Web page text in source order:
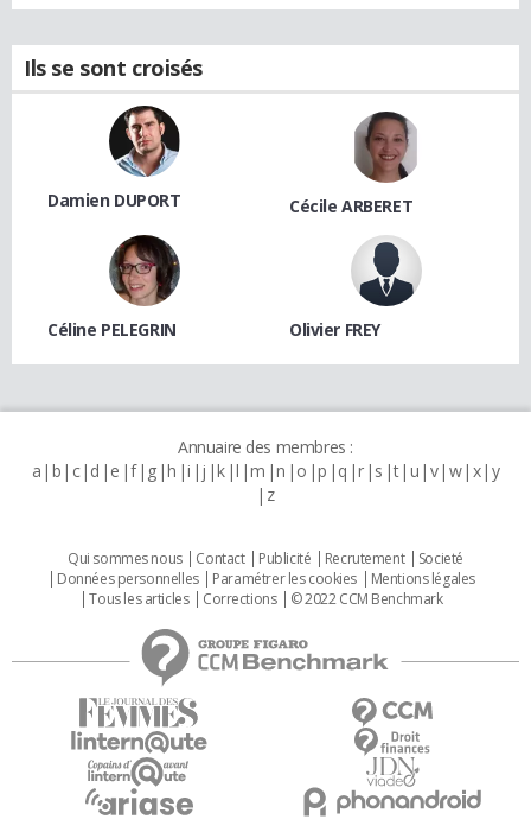
Ils se sont croisés
Damien DUPORT Cécile ARBERET
Céline PELEGRIN Olivier FREY
Annuaire des membres :
a b c d e f g h i j k l m n o p q r s t u v w x y
z
Qui sommes nous Contact Publicité Recrutement
Societé
Données personnelles
Paramétrer les cookies
Mentions légales
Tous les articles
Corrections © 2022 CCM Benchmark